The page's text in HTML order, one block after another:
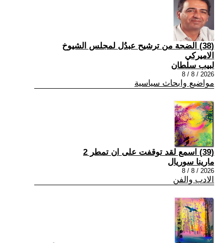
(38) الضجة من ترشيح عبدُل لمجلس الشيوخ
الاميركي
لبيب سلطان
2026 / 8 / 8
مواضيع وابحاث سياسية
(39) اسمع لقد توقفت على ان تمطر 2
مارينا سوريال
2026 / 8 / 8
الادب والفن